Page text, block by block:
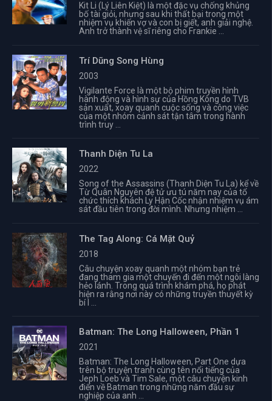
Kit Li (Lý Liên Kiệt) là một đặc vụ chống khủng
bố tài giỏi, nhưng sau khi thất bại trong một
nhiệm vụ khiến vợ và con bị giết, anh giải nghệ.
Anh trở thành vệ sĩ riêng cho Frankie ...
Trí Dũng Song Hùng
2003
Vigilante Force là một bộ phim truyền hình
hành động và hình sự của Hồng Kông do TVB
sản xuất, xoay quanh cuộc sống và công việc
của một nhóm cảnh sát tận tâm trong hành
trình truy ...
Thanh Diện Tu La
2022
Song of the Assassins (Thanh Diện Tu La) kể về
Từ Quân Nguyên đệ tử ưu tú năm nay của tổ
chức thích khách Ly Hận Cốc nhận nhiệm vụ ám
sát đầu tiên trong đời mình. Nhưng nhiệm ...
The Tag Along: Cá Mặt Quỷ
2018
Câu chuyện xoay quanh một nhóm bạn trẻ
đang tham gia một chuyến đi đến một ngôi làng
hẻo lánh. Trong quá trình khám phá, họ phát
hiện ra rằng nơi này có những truyền thuyết kỳ
bí l ...
Batman: The Long Halloween, Phần 1
2021
Batman: The Long Halloween, Part One dựa
trên bộ truyện tranh cùng tên nổi tiếng của
Jeph Loeb và Tim Sale, một câu chuyện kinh
điển về Batman trong những năm đầu sự
nghiệp của anh ...